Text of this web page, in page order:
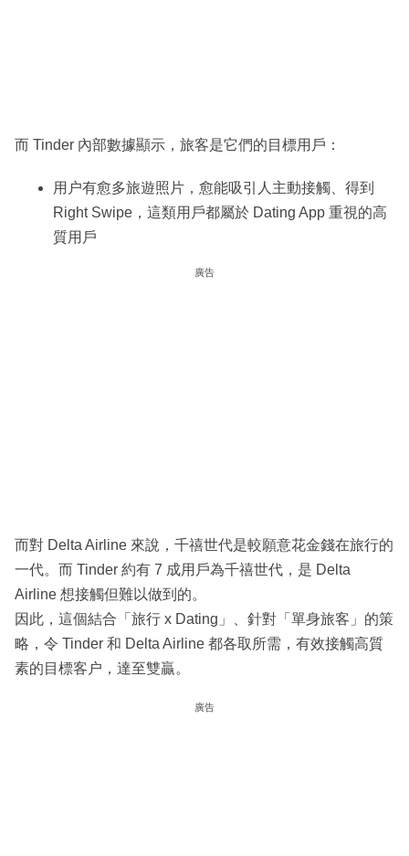
而 Tinder 內部數據顯示，旅客是它們的目標用戶：
用户有愈多旅遊照片，愈能吸引人主動接觸、得到
Right Swipe，這類用戶都屬於 Dating App 重視的高
質用戶
廣告
而對 Delta Airline 來說，千禧世代是較願意花金錢在旅行的
一代。而 Tinder 約有 7 成用戶為千禧世代，是 Delta
Airline 想接觸但難以做到的。
因此，這個結合「旅行 x Dating」、針對「單身旅客」的策
略，令 Tinder 和 Delta Airline 都各取所需，有效接觸高質
素的目標客户，達至雙贏。
廣告